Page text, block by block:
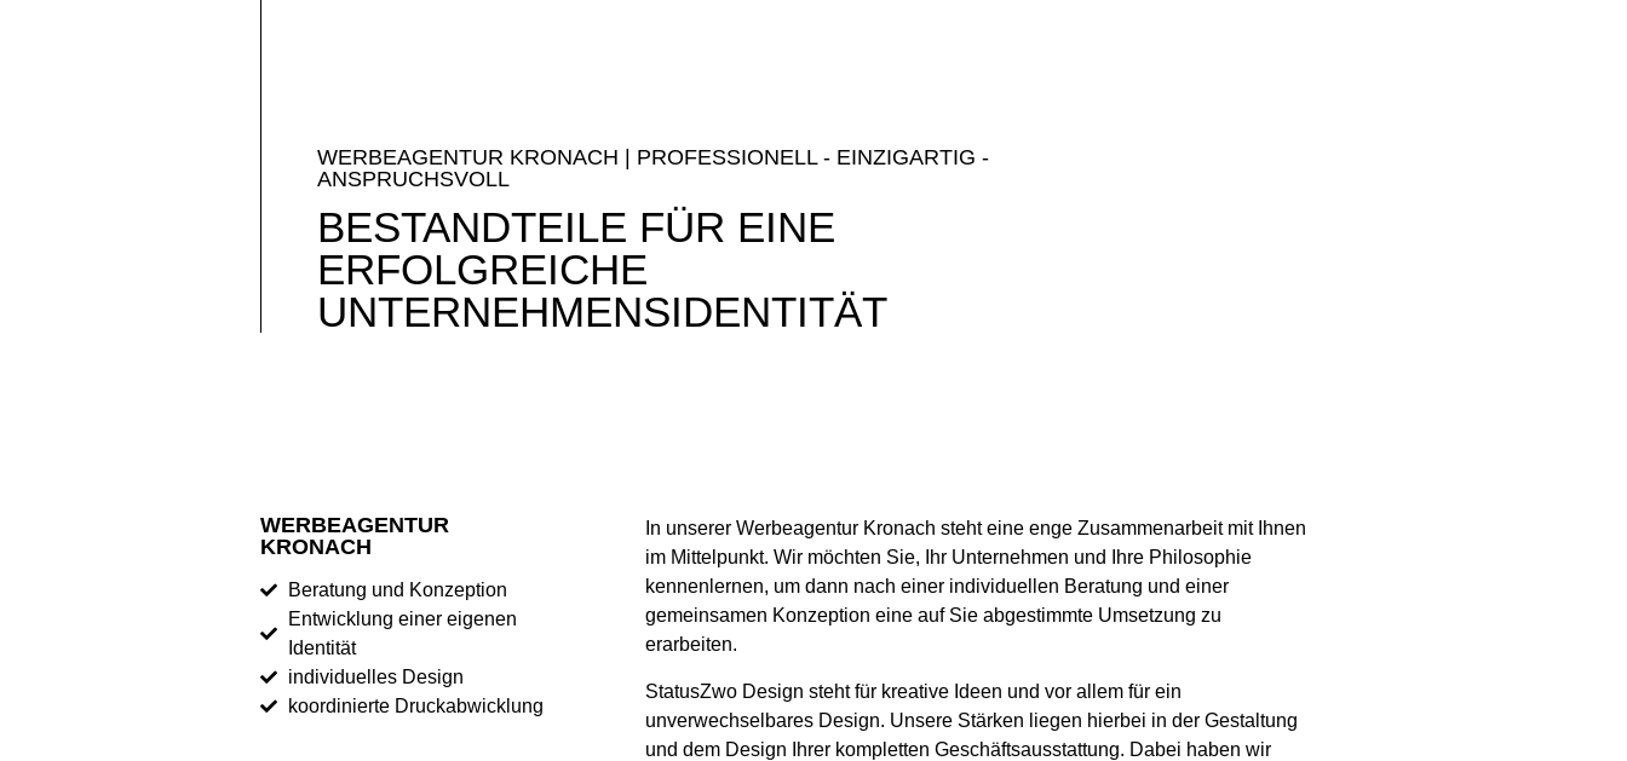
WERBEAGENTUR KRONACH | PROFESSIONELL - EINZIGARTIG -
ANSPRUCHSVOLL
BESTANDTEILE FÜR EINE
ERFOLGREICHE
UNTERNEHMENSIDENTITÄT
WERBEAGENTUR
KRONACH
Beratung und Konzeption
Entwicklung einer eigenen
Identität
individuelles Design
koordinierte Druckabwicklung
In unserer Werbeagentur Kronach steht eine enge Zusammenarbeit mit Ihnen
im Mittelpunkt. Wir möchten Sie, Ihr Unternehmen und Ihre Philosophie
kennenlernen, um dann nach einer individuellen Beratung und einer
gemeinsamen Konzeption eine auf Sie abgestimmte Umsetzung zu
erarbeiten.
StatusZwo Design steht für kreative Ideen und vor allem für ein
unverwechselbares Design. Unsere Stärken liegen hierbei in der Gestaltung
und dem Design Ihrer kompletten Geschäftsausstattung. Dabei haben wir